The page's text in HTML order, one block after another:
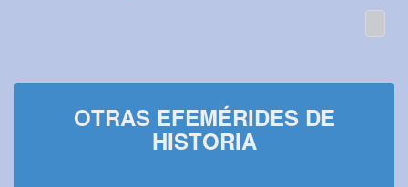
OTRAS EFEMÉRIDES DE
HISTORIA